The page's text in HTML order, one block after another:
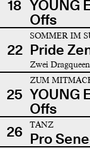
18 YOUNG
Offs
22
SOMMER IM
Pride
Zwei
25
ZUM
YOUNG
Offs
26
TANZ
Pro